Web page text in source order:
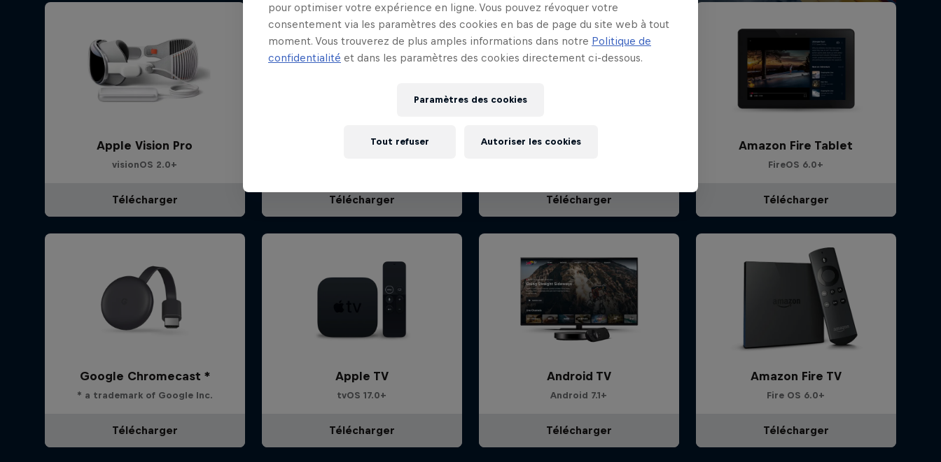
Apple Vision Pro
visionOS 2.0+
Télécharger
iPhone, iPad
Télécharger
Android Phones & Tablets
Télécharger
Amazon Fire Tablet
FireOS 6.0+
Télécharger
Google Chromecast *
* a trademark of Google Inc.
Télécharger
Apple TV
tvOS 17.0+
Télécharger
Android TV
Android 7.1+
Télécharger
Amazon Fire TV
Fire OS 6.0+
Télécharger
pour optimiser votre expérience en ligne. Vous pouvez révoquer votre
consentement via les paramètres des cookies en bas de page du site web à tout
moment. Vous trouverez de plus amples informations dans notre Politique de
confidentialité et dans les paramètres des cookies directement ci-dessous.
Paramètres des cookies
Tout refuser Autoriser les cookies